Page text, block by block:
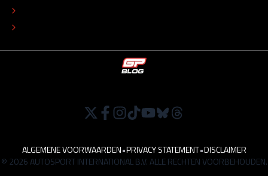
ALGEMENE VOORWAARDEN•PRIVACY STATEMENT•DISCLAIMER
© 2026 AUTOSPORT INTERNATIONAL B.V. ALLE RECHTEN VOORBEHOUDEN.